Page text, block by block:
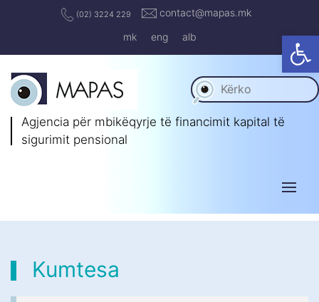
(02) 3224 229
contact@mapas.mk
mk
eng alb
Agjencia për mbikëqyrje të financimit kapital të
sigurimit pensional
Kumtesa